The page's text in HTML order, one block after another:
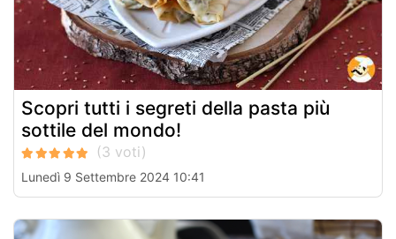
Scopri tutti i segreti della pasta più
sottile del mondo!
Lunedì 9 Settembre 2024 10:41